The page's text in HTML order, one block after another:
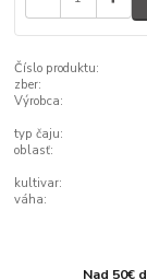
Číslo produktu:
zber:
Výrobca:
typ čaju:
oblasť:
kultivar:
váha:
Nad 50€